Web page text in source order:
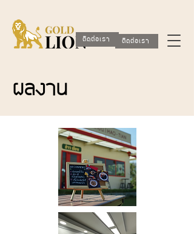
ติดต่อเรา
ติดต่อเรา
ผลงาน